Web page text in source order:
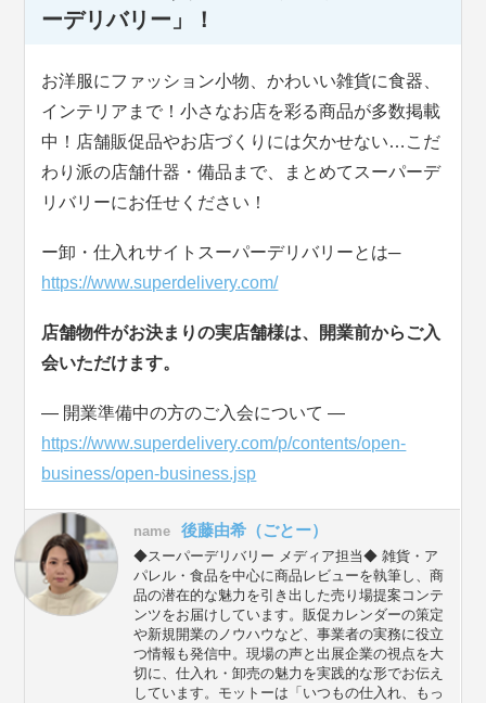
ーデリバリー」！
お洋服にファッション小物、かわいい雑貨に食器、
インテリアまで！小さなお店を彩る商品が多数掲載
中！店舗販促品やお店づくりには欠かせない…こだ
わり派の店舗什器・備品まで、まとめてスーパーデ
リバリーにお任せください！
ー卸・仕入れサイトスーパーデリバリーとは─
https://www.superdelivery.com/
店舗物件がお決まりの実店舗様は、開業前からご入
会いただけます。
― 開業準備中の方のご入会について ―
https://www.superdelivery.com/p/contents/open-
business/open-business.jsp
name 後藤由希（ごとー）
◆スーパーデリバリー メディア担当◆ 雑貨・ア
パレル・食品を中心に商品レビューを執筆し、商
品の潜在的な魅力を引き出した売り場提案コンテ
ンツをお届けしています。販促カレンダーの策定
や新規開業のノウハウなど、事業者の実務に役立
つ情報も発信中。現場の声と出展企業の視点を大
切に、仕入れ・卸売の魅力を実践的な形でお伝え
しています。モットーは「いつもの仕入れ、もっ